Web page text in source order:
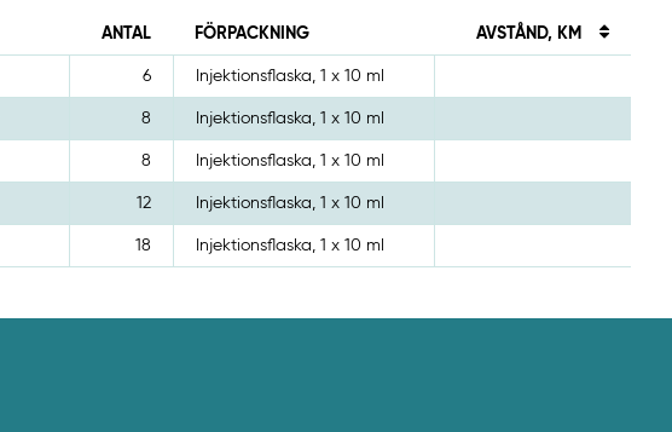
ANTAL FÖRPACKNING AVSTÅND, KM
6 Injektionsflaska, 1 x 10 ml
8 Injektionsflaska, 1 x 10 ml
8 Injektionsflaska, 1 x 10 ml
12 Injektionsflaska, 1 x 10 ml
18 Injektionsflaska, 1 x 10 ml